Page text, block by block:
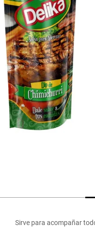
Sirve para acompañar
Mantequilla